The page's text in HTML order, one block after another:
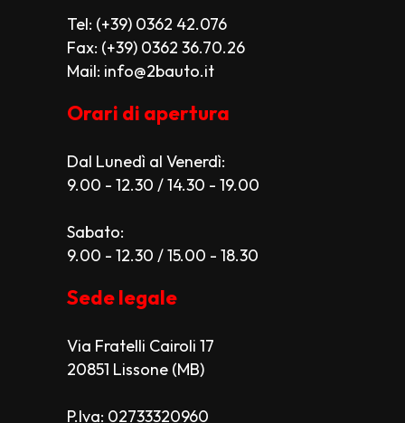
Tel: (+39) 0362 42.076
Fax: (+39) 0362 36.70.26
Mail: info@2bauto.it
Orari di apertura
Dal Lunedì al Venerdì:
9.00 - 12.30 / 14.30 - 19.00
Sabato:
9.00 - 12.30 / 15.00 - 18.30
Sede legale
Via Fratelli Cairoli 17
20851 Lissone (MB)
P.Iva: 02733320960